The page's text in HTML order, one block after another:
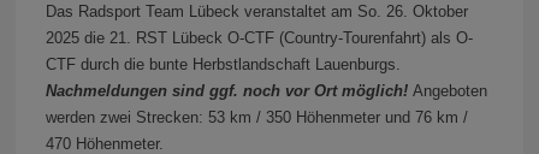
Das Radsport Team Lübeck veranstaltet am So. 26. Oktober
2025 die 21. RST Lübeck O-CTF (Country-Tourenfahrt) als O-
CTF durch die bunte Herbstlandschaft Lauenburgs.
Nachmeldungen sind ggf. noch vor Ort möglich! Angeboten
werden zwei Strecken: 53 km / 350 Höhenmeter und 76 km /
470 Höhenmeter.